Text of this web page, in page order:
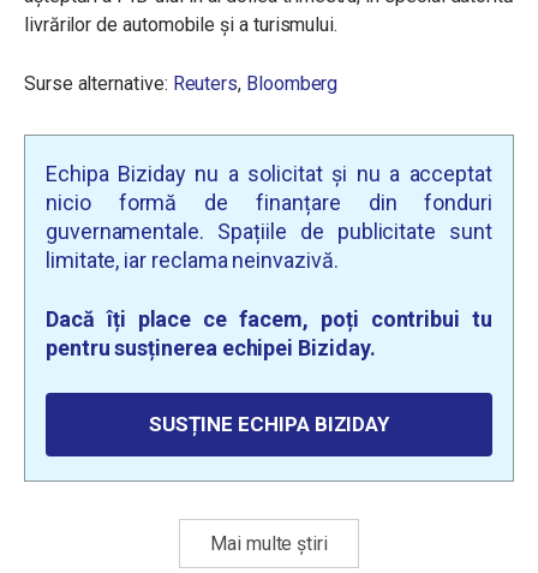
livrărilor de automobile și a turismului.
Surse alternative: Reuters, Bloomberg
Echipa Biziday nu a solicitat și nu a acceptat
nicio formă de finanțare din fonduri
guvernamentale. Spațiile de publicitate sunt
limitate, iar reclama neinvazivă.
Dacă îți place ce facem, poți contribui tu
pentru susținerea echipei Biziday.
SUSȚINE ECHIPA BIZIDAY
Mai multe știri